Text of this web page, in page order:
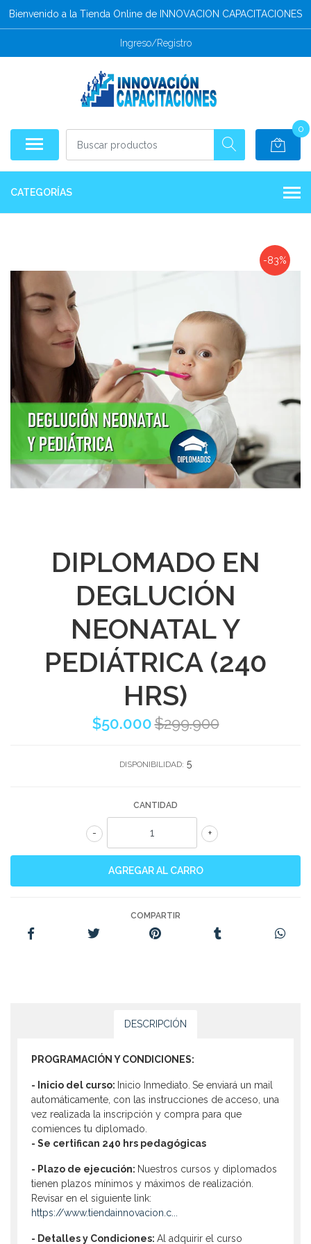
Bienvenido a la Tienda Online de INNOVACION CAPACITACIONES
Ingreso/Registro
0
CATEGORÍAS
-83%
DIPLOMADO EN
DEGLUCIÓN
NEONATAL Y
PEDIÁTRICA (240
HRS)
$50.000$299.900
DISPONIBILIDAD: 5
CANTIDAD
+
-
COMPARTIR
DESCRIPCIÓN
PROGRAMACIÓN Y CONDICIONES:
- Inicio del curso: Inicio Inmediato. Se enviará un mail
automáticamente, con las instrucciones de acceso, una
vez realizada la inscripción y compra para que
comiences tu diplomado.
- Se certifican 240 hrs pedagógicas
- Plazo de ejecución: Nuestros cursos y diplomados
tienen plazos mínimos y máximos de realización.
Revisar en el siguiente link:
https://www.tiendainnovacion.c...
- Detalles y Condiciones: Al adquirir el curso